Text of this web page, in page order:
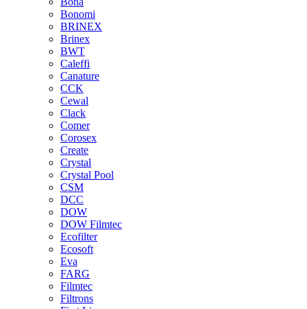
Bonomi
BRINEX
Brinex
BWT
Caleffi
Canature
CCK
Cewal
Clack
Comer
Corosex
Create
Crystal
Crystal Pool
CSM
DCC
DOW
DOW Filmtec
Ecofilter
Ecosoft
Eva
FARG
Filmtec
Filtrons